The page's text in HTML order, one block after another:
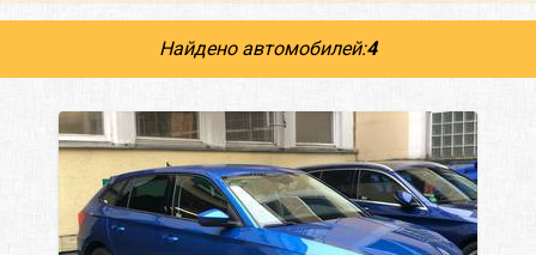
Найдено автомобилей:4